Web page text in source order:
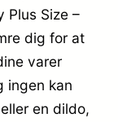
Plus Size –
dig for at
varer
ingen kan
en dildo,